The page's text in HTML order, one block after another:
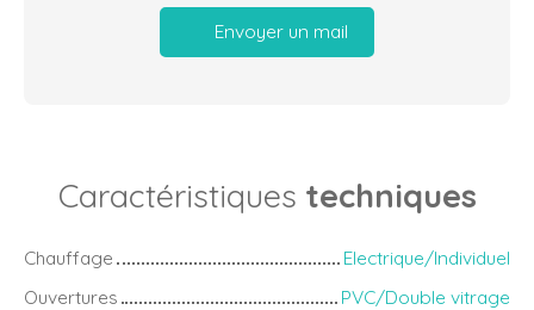
Envoyer un mail
Caractéristiques techniques
Chauffage
Electrique/Individuel
Ouvertures
PVC/Double vitrage